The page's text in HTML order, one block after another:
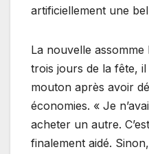
artificiellement une
La nouvelle
trois jours de la fête,
mouton après avoir
économies. « Je
acheter un autre.
finalement aidé.